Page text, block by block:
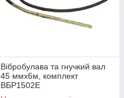
Вібробулава та гнучкий вал
45 ммх6м, комплект
ВБР1502Е